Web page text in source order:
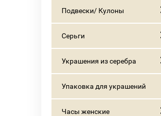
Подвески/ Кулоны
Серьги
Украшения из серебра
Упаковка для украшений
Часы женские